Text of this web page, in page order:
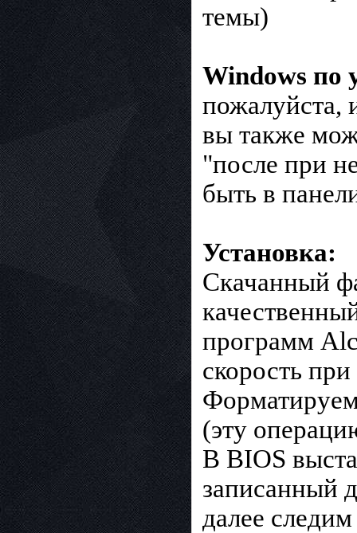
темы)
Windows по
пожалуйста,
вы также
"после при
быть в
Установка:
Скачанный
программ
скорость
(эту
В BIOS
записанный
далее